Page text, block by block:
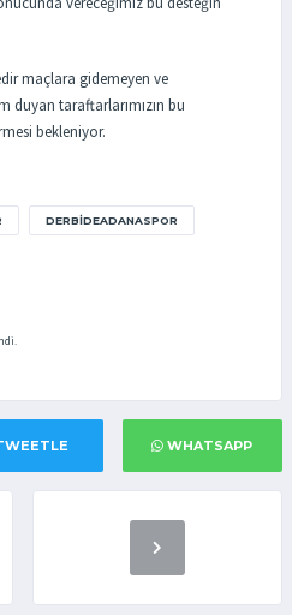
maçlara gidemeyen ve
duyan taraftarlarımızın bu
bekleniyor.
DERBIDEADANASPOR
WHATSAPP